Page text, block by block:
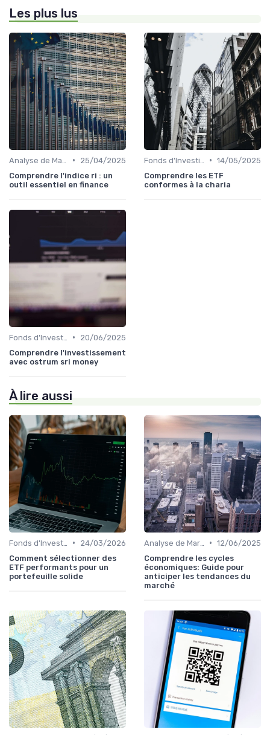
Les plus lus
•
25/04/2025
Comprendre l'indice ri : un
outil essentiel en finance
• 14/05/2025
Comprendre les ETF
conformes à la charia
•
20/06/2025
Comprendre l'investissement
avec ostrum sri money
À lire aussi
•
24/03/2026
Comment sélectionner des
ETF performants pour un
portefeuille solide
• 12/06/2025
Comprendre les cycles
économiques: Guide pour
anticiper les tendances du
marché